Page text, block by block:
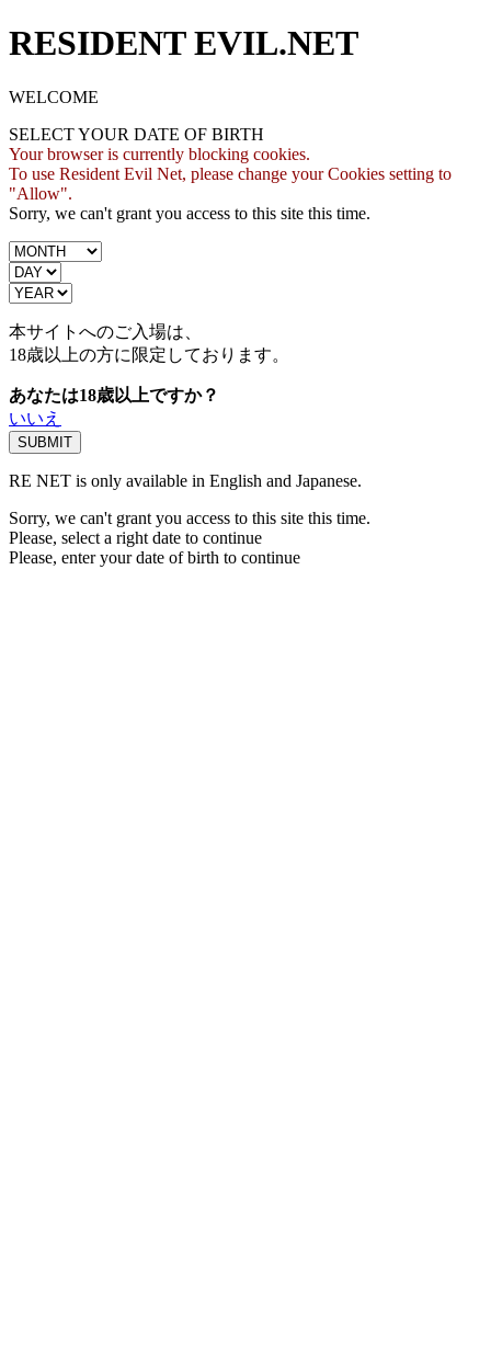
RESIDENT EVIL.NET
WELCOME
SELECT YOUR DATE OF BIRTH
Your browser is currently blocking cookies.
To use Resident Evil Net, please change your Cookies setting to
"Allow".
Sorry, we can't grant you access to this site this time.
本サイトへのご入場は、
18歳以上の方に限定しております。
あなたは18歳以上ですか？
いいえ
RE NET is only available in English and Japanese.
Sorry, we can't grant you access to this site this time.
Please, select a right date to continue
Please, enter your date of birth to continue